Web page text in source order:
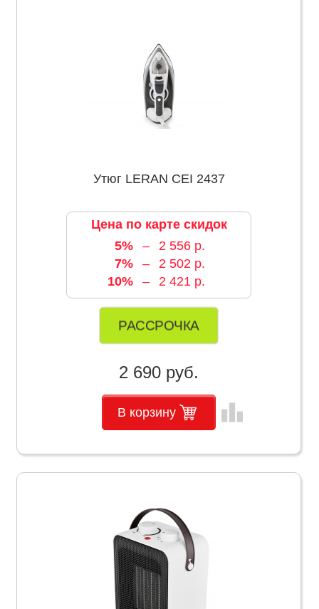
Утюг LERAN CEI 2437
Цена по карте скидок
5%
–
2 556 р.
7%
–
2 502 р.
10%
– 2 421 р.
РАССРОЧКА
2 690 руб.
В корзину leaderboard